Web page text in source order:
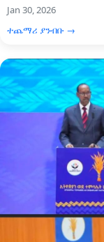
Jan 30, 2026
ተጨማሪ ያንብቡ →